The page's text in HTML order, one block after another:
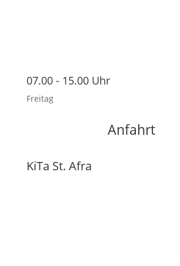
07.00 - 15.00 Uhr
Freitag
Anfahrt
KiTa St. Afra